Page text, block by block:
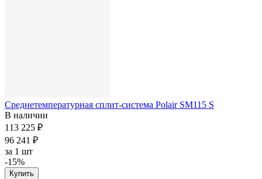
Среднетемпературная сплит-система Polair SM115 S
В наличии
113 225 ₽
96 241 ₽
за 1 шт
-15%
Купить